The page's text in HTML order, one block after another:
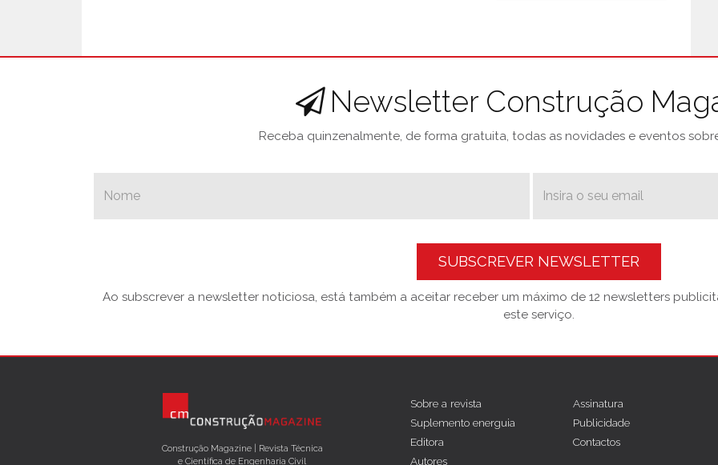
Newsletter Construção
Receba quinzenalmente, de forma gratuita, todas as novidades e eventos
SUBSCREVER NEWSLETTER
Ao subscrever a newsletter noticiosa, está também a aceitar receber um máximo de 12 newsletters
este serviço.
Construção Magazine | Revista Técnica
e Científica de Engenharia Civil
Sobre a revista
Suplemento energuia
Editora
Autores
Assinatura
Publicidade
Contactos